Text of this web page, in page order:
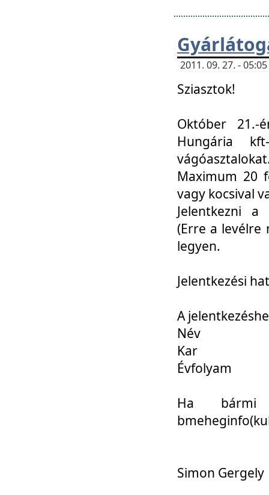
2011. 09. 27. -
Sziasztok!
Október 21.-
Hungária
Maximum 20
vagy kocsival
Jelentkezni a
(Erre a levélre
legyen.
Jelentkezési
A
Név
Kar
Évfolyam
Ha
Simon Gergely